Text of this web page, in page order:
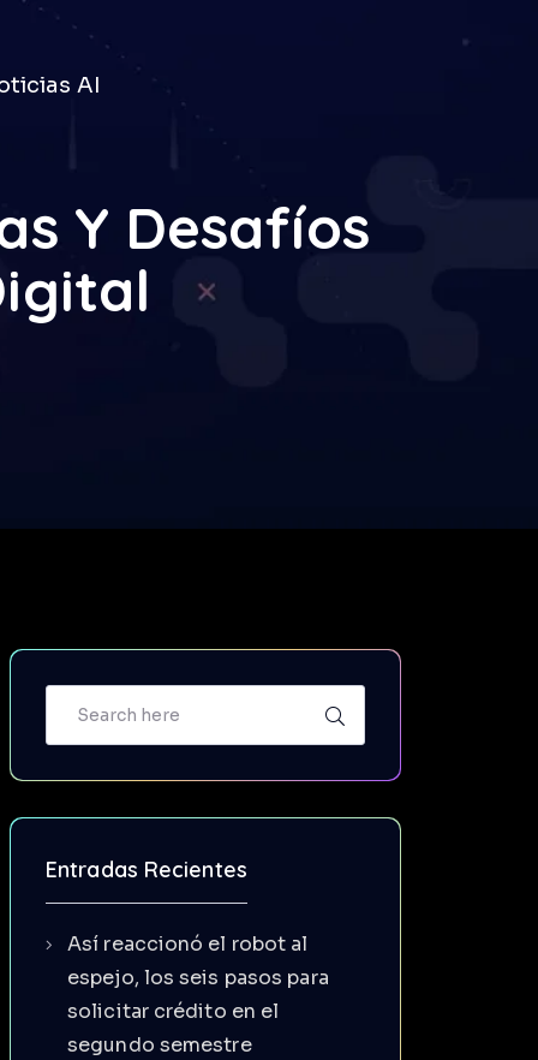
AI
Y Desafíos
Entradas Recientes
Así reaccionó el robot al
espejo, los seis pasos para
solicitar crédito en el
segundo semestre